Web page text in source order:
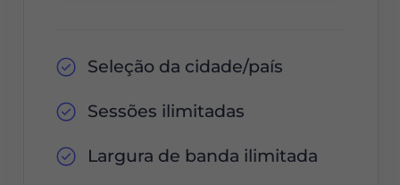
Seleção da cidade/país
Sessões ilimitadas
Largura de banda ilimitada